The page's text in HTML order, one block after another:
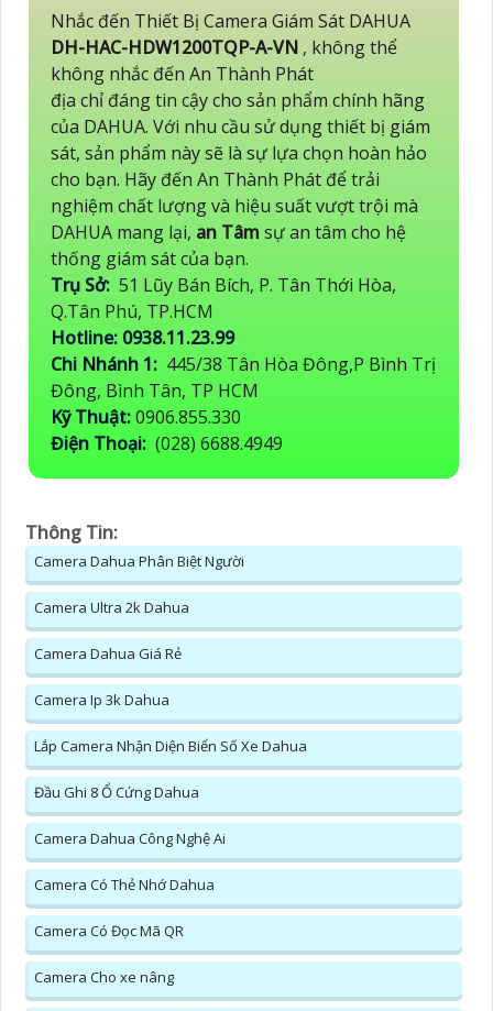
Nhắc đến Thiết Bị Camera Giám Sát DAHUA
DH-HAC-HDW1200TQP-A-VN , không thể
không nhắc đến An Thành Phát
địa chỉ đáng tin cậy cho sản phẩm chính hãng
của DAHUA. Với nhu cầu sử dụng thiết bị giám
sát, sản phẩm này sẽ là sự lựa chọn hoàn hảo
cho bạn. Hãy đến An Thành Phát để trải
nghiệm chất lượng và hiệu suất vượt trội mà
DAHUA mang lại, an Tâm sự an tâm cho hệ
thống giám sát của bạn.
Trụ Sở: 51 Lũy Bán Bích, P. Tân Thới Hòa,
Q.Tân Phú, TP.HCM
Hotline: 0938.11.23.99
Chi Nhánh 1: 445/38 Tân Hòa Đông,P Bình Trị
Đông, Bình Tân, TP HCM
Kỹ Thuật:0906.855.330
Điện Thoại: (028) 6688.4949
Thông Tin:
Camera Dahua Phân Biệt Người
Camera Ultra 2k Dahua
Camera Dahua Giá Rẻ
Camera Ip 3k Dahua
Lắp Camera Nhận Diện Biển Số Xe Dahua
Đầu Ghi 8 Ổ Cứng Dahua
Camera Dahua Công Nghệ Ai
Camera Có Thẻ Nhớ Dahua
Camera Có Đọc Mã QR
Camera Cho xe nâng